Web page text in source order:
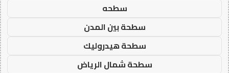
سطحه
سطحة بين المدن
سطحة هيدروليك
سطحة شمال الرياض